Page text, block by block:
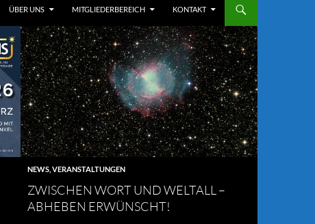
ÜBER UNS MITGLIEDERBEREICH KONTAKT
NEWS VERANSTALTUNGEN
ZWISCHEN WORT UND WELTALL –
ABHEBEN ERWÜNSCHT!